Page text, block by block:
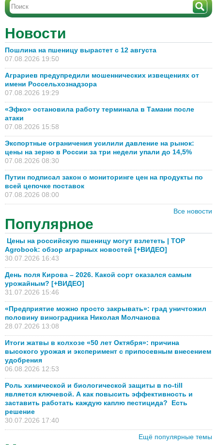
Новости
Пошлина на пшеницу вырастет с 12 августа
07.08.2026 19:50
Аграриев предупредили мошеннических извещениях от
имени Россельхознадзора
07.08.2026 19:29
«Эфко» остановила работу терминала в Тамани после
атаки
07.08.2026 15:58
Экспортные ограничения усилили давление на рынок:
цены на зерно в России за три недели упали до 14,5%
07.08.2026 08:30
Путин подписал закон о мониторинге цен на продукты по
всей цепочке поставок
07.08.2026 08:00
Все новости
Популярное
Цены на российскую пшеницу могут взлететь | TOP
Agrobook: обзор аграрных новостей [+ВИДЕО]
30.07.2026 16:43
День поля Кирова – 2026. Какой сорт оказался самым
урожайным? [+ВИДЕО]
31.07.2026 15:46
«Предприятие можно просто закрывать»: град уничтожил
половину виноградника Николая Молчанова
28.07.2026 13:08
Итоги жатвы в колхозе «50 лет Октября»: причина
высокого урожая и эксперимент с припосевным внесением
удобрения
06.08.2026 12:53
Роль химической и биологической защиты в no-till
является ключевой. А как повысить эффективность и
заставить работать каждую каплю пестицида? Есть
решение
30.07.2026 17:40
Ещё популярные темы